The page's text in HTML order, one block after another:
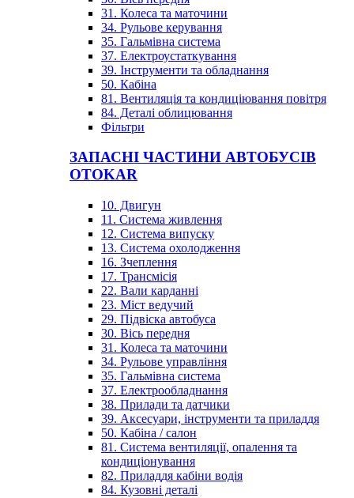
31. Колеса та маточини
34. Рульове керування
35. Гальмівна система
37. Електроустаткування
39. Інструменти та обладнання
50. Кабіна
81. Вентиляція та кондиціювання повітря
84. Деталі облицювання
Фільтри
ЗАПАСНІ ЧАСТИНИ АВТОБУСІВ
OTOKAR
10. Двигун
11. Система живлення
12. Система випуску
13. Система охолодження
16. Зчеплення
17. Трансмісія
22. Вали карданні
23. Міст ведучий
29. Підвіска автобуса
30. Вісь передня
31. Колеса та маточини
34. Рульове управління
35. Гальмівна система
37. Електрообладнання
38. Прилади та датчики
39. Аксесуари, інструменти та приладдя
50. Кабіна / салон
81. Система вентиляції, опалення та
кондиціонування
82. Приладдя кабіни водія
84. Кузовні деталі